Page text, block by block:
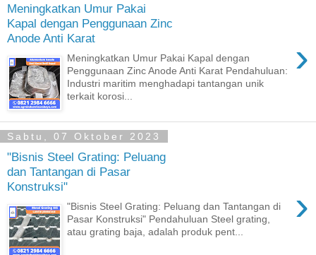
Meningkatkan Umur Pakai
Kapal dengan Penggunaan Zinc
Anode Anti Karat
›
Meningkatkan Umur Pakai Kapal dengan
Penggunaan Zinc Anode Anti Karat Pendahuluan:
Industri maritim menghadapi tantangan unik
terkait korosi...
Sabtu, 07 Oktober 2023
"Bisnis Steel Grating: Peluang
dan Tantangan di Pasar
Konstruksi"
›
"Bisnis Steel Grating: Peluang dan Tantangan di
Pasar Konstruksi" Pendahuluan Steel grating,
atau grating baja, adalah produk pent...